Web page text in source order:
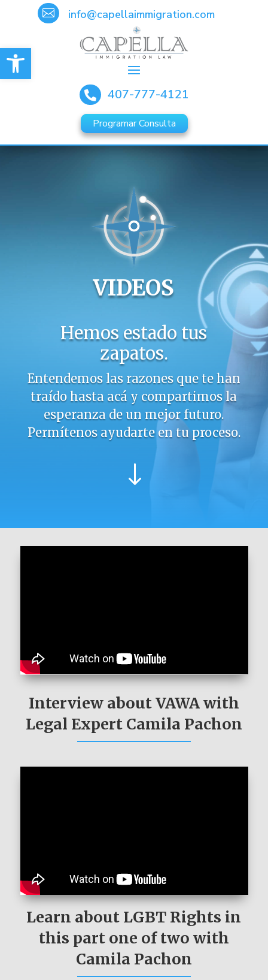
Abrir barra de herramientas
 info@capellaimmigration.com
 407-777-4121
Programar Consulta
VIDEOS
Hemos estado tus
zapatos.
Entendemos las razones que te han
traído hasta acá y compartimos la
esperanza de un mejor futuro.
Permítenos ayudarte en tu proceso.
"
Interview about VAWA with
Legal Expert Camila Pachon
Learn about LGBT Rights in
this part one of two with
Camila Pachon